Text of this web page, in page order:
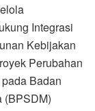
Integrasi
Kebijakan
Perubahan
Badan
(BPSDM)